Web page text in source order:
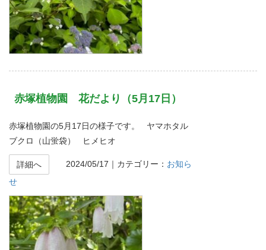
赤塚植物園 花だより（5月17日）
赤塚植物園の5月17日の様子です。 ヤマホタル
ブクロ（山蛍袋） ヒメヒオ
詳細へ 2024/05/17 ｜カテゴリー： お知ら
せ